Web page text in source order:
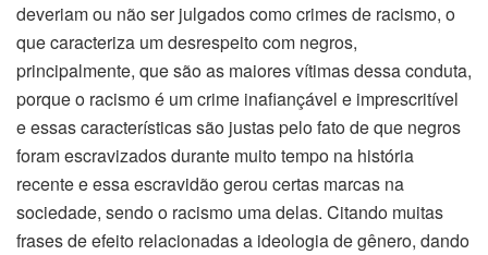
deveriam ou não ser julgados como crimes de racismo, o
que caracteriza um desrespeito com negros,
principalmente, que são as maiores vítimas dessa conduta,
porque o racismo é um crime inafiançável e imprescritível
e essas características são justas pelo fato de que negros
foram escravizados durante muito tempo na história
recente e essa escravidão gerou certas marcas na
sociedade, sendo o racismo uma delas. Citando muitas
frases de efeito relacionadas a ideologia de gênero, dando